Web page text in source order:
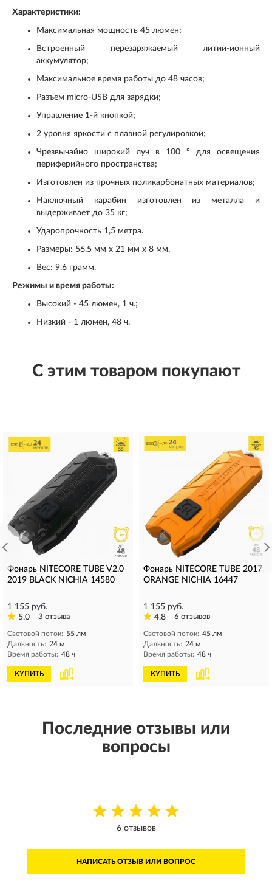
Характеристики:
Максимальная мощность 45 люмен;
Встроенный перезаряжаемый литий-ионный
аккумулятор;
Максимальное время работы до 48 часов;
Разъем micro-USB для зарядки;
Управление 1-й кнопкой;
2 уровня яркости с плавной регулировкой;
Чрезвычайно широкий луч в 100 ° для освещения
периферийного пространства;
Изготовлен из прочных поликарбонатных материалов;
Наключный карабин изготовлен из металла и
выдерживает до 35 кг;
Ударопрочность 1,5 метра.
Размеры: 56.5 мм х 21 мм х 8 мм.
Вес: 9.6 грамм.
Режимы и время работы:
Высокий - 45 люмен, 1 ч.;
Низкий - 1 люмен, 48 ч.
С этим товаром покупают
Фонарь NITECORE TUBE V2.0
2019 BLACK NICHIA 14580
1 155 руб.
5.0
3 отзыва
Световой поток: 55 лм
Дальность: 24 м
Время работы: 48 ч
КУПИТЬ
Фонарь NITECORE TUBE 2017
ORANGE NICHIA 16447
1 155 руб.
4.8
6 отзывов
Световой поток: 45 лм
Дальность: 24 м
Время работы: 48 ч
КУПИТЬ
Последние отзывы или
вопросы
6 отзывов
НАПИСАТЬ ОТЗЫВ ИЛИ ВОПРОС